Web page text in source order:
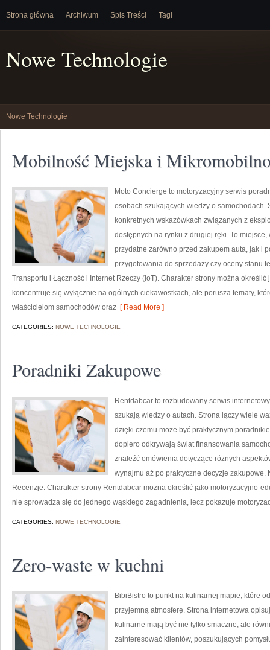
Strona główna Archiwum Spis Treści Tagi
Nowe Technologie
Nowe Technologie
Mobilność Miejska i
Moto Concierge to motoryzacyjny serwis
osobach szukających wiedzy o samochodach.
konkretnych wskazówkach związanych z
dostępnych na rynku z drugiej ręki. To
przydatne zarówno przed zakupem auta, jak i
przygotowania do sprzedaży czy oceny stanu
Transportu i Łączność i Internet Rzeczy (IoT). Charakter strony można
koncentruje się wyłącznie na ogólnych ciekawostkach, ale porusza tematy,
właścicielom samochodów oraz [ Read More ]
CATEGORIES: NOWE TECHNOLOGIE
Poradniki Zakupowe
Rentdabcar to rozbudowany serwis
szukają wiedzy o autach. Strona łączy wiele
dzięki czemu może być praktycznym
dopiero odkrywają świat finansowania
znaleźć omówienia dotyczące różnych
wynajmu aż po praktyczne decyzje zakupowe.
Recenzje. Charakter strony Rentdabcar można określić jako motoryzacyjno-
nie sprowadza się do jednego wąskiego zagadnienia, lecz pokazuje
CATEGORIES: NOWE TECHNOLOGIE
Zero-waste w kuchni
BibiBistro to punkt na kulinarnej mapie, które
przyjemną atmosferę. Strona internetowa
kulinarne mają być nie tylko smaczne, ale
zainteresować klientów, poszukujących